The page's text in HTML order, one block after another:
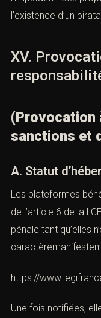
l’économie
https://
La défense pénale
ou l’existence d’un
(Provocation
sanctions et
A. Statut
retrait
Les plateformes